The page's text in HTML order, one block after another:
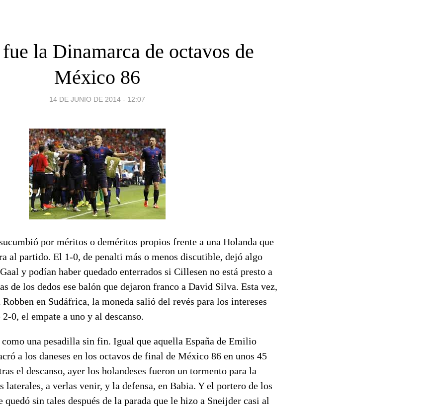
la Dinamarca de octavos de
México 86
14 DE JUNIO DE 2014 - 12:07
por méritos o deméritos propios frente a una Holanda que
al partido. El 1-0, de penalti más o menos discutible, dejó algo
y podían haber quedado enterrados si Cillesen no está presto a
de los dedos ese balón que dejaron franco a David Silva. Esta vez,
en Sudáfrica, la moneda salió del revés para los intereses
0, el empate a uno y al descanso.
como una pesadilla sin fin. Igual que aquella España de Emilio
a los daneses en los octavos de final de México 86 en unos 45
el descanso, ayer los holandeses fueron un tormento para la
laterales, a verlas venir, y la defensa, en Babia. Y el portero de los
quedó sin tales después de la parada que le hizo a Sneijder casi al